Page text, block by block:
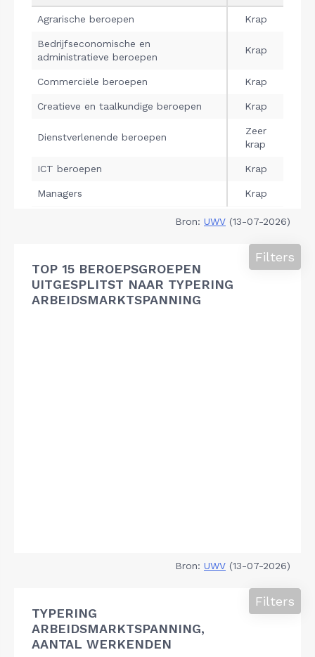
Bron: UWV (13-07-2026)
TOP 15 BEROEPSGROEPEN
UITGESPLITST NAAR TYPERING
ARBEIDSMARKTSPANNING
Filters
Bron: UWV (13-07-2026)
TYPERING
ARBEIDSMARKTSPANNING,
AANTAL WERKENDEN
Filters